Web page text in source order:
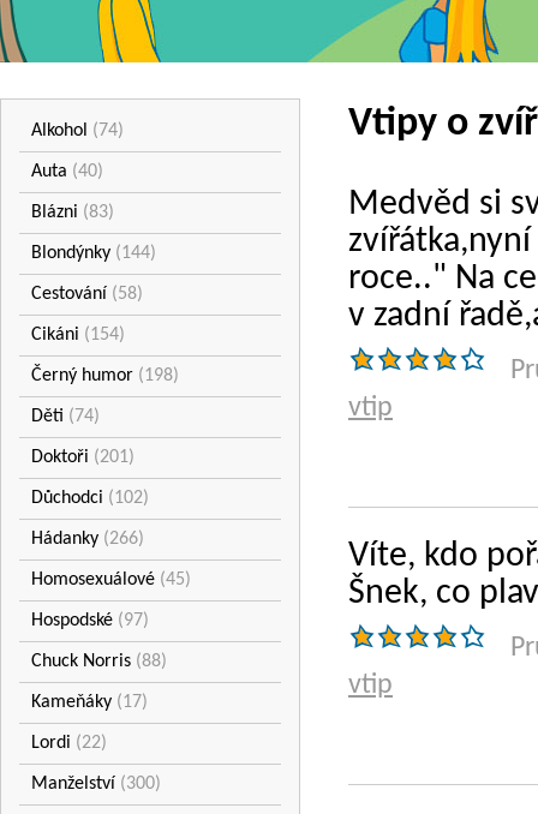
Alkohol (74)
Auta (40)
Blázni (83)
Blondýnky (144)
Cestování (58)
Cikáni (154)
Černý humor (198)
Děti (74)
Doktoři (201)
Důchodci (102)
Hádanky (266)
Homosexuálové (45)
Hospodské (97)
Chuck Norris (88)
Kameňáky (17)
Lordi (22)
Manželství (300)
Vtipy o
Medvěd si
roce.." Na
v zadní
vtip
Víte, kdo
Šnek, co
vtip